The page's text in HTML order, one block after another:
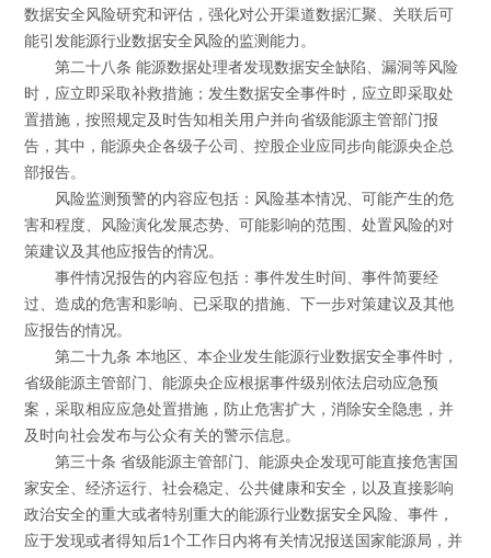
数据安全风险研究和评估，强化对公开渠道数据汇聚、关联后可
能引发能源行业数据安全风险的监测能力。
第二十八条 能源数据处理者发现数据安全缺陷、漏洞等风险
时，应立即采取补救措施；发生数据安全事件时，应立即采取处
置措施，按照规定及时告知相关用户并向省级能源主管部门报
告，其中，能源央企各级子公司、控股企业应同步向能源央企总
部报告。
风险监测预警的内容应包括：风险基本情况、可能产生的危
害和程度、风险演化发展态势、可能影响的范围、处置风险的对
策建议及其他应报告的情况。
事件情况报告的内容应包括：事件发生时间、事件简要经
过、造成的危害和影响、已采取的措施、下一步对策建议及其他
应报告的情况。
第二十九条 本地区、本企业发生能源行业数据安全事件时，
省级能源主管部门、能源央企应根据事件级别依法启动应急预
案，采取相应应急处置措施，防止危害扩大，消除安全隐患，并
及时向社会发布与公众有关的警示信息。
第三十条 省级能源主管部门、能源央企发现可能直接危害国
家安全、经济运行、社会稳定、公共健康和安全，以及直接影响
政治安全的重大或者特别重大的能源行业数据安全风险、事件，
应于发现或者得知后1个工作日内将有关情况报送国家能源局，并